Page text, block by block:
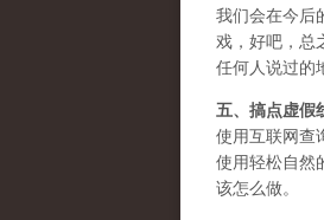
我们会在今后
戏，好吧，总
任何人说过的
五、 搞点虚假
使用互联网查
使用轻松自然
该怎么做。